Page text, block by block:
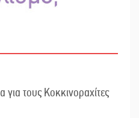
τους Κοκκινοραχίτες